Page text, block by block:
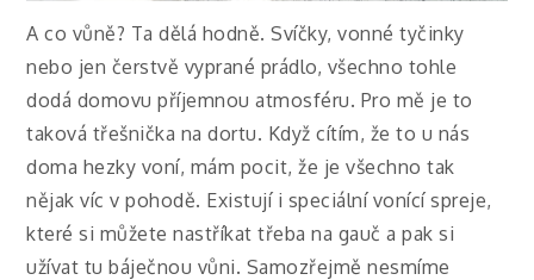
A co vůně? Ta dělá hodně. Svíčky, vonné tyčinky
nebo jen čerstvě vyprané prádlo, všechno tohle
dodá domovu příjemnou atmosféru. Pro mě je to
taková třešnička na dortu. Když cítím, že to u nás
doma hezky voní, mám pocit, že je všechno tak
nějak víc v pohodě. Existují i speciální vonící spreje,
které si můžete nastříkat třeba na gauč a pak si
užívat tu báječnou vůni. Samozřejmě nesmíme